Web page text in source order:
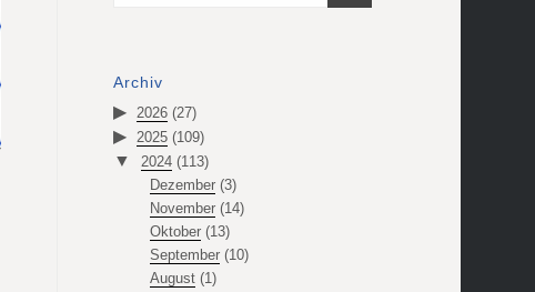
Archiv
2026 (27)
2025 (109)
2024 (113)
Dezember(3)
November(14)
Oktober(13)
September(10)
August(1)